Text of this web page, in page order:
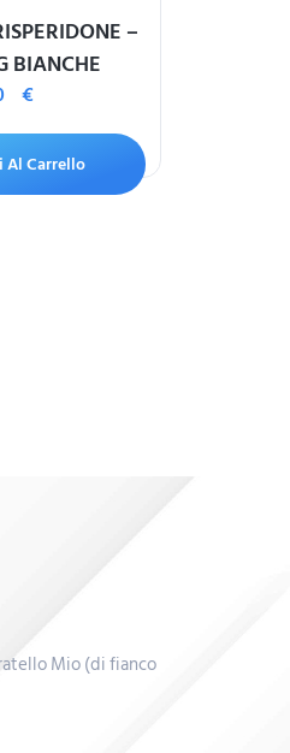
–
BIANCHE
€
Carrello
Mio (di fianco